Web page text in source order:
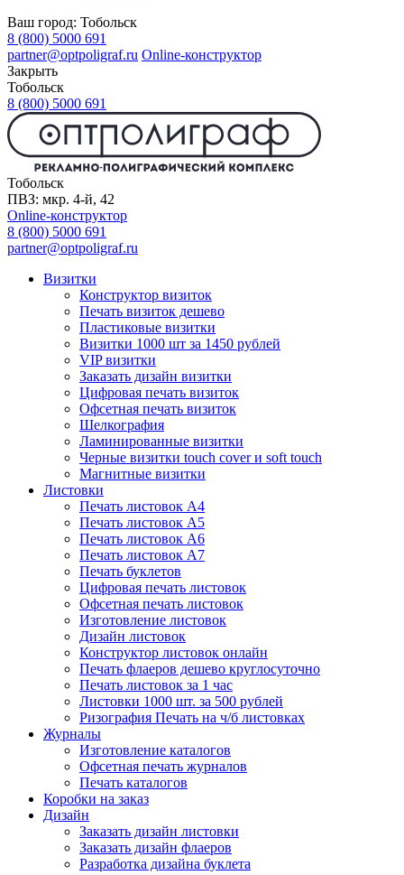
Ваш город: Тобольск
8 (800) 5000 691
partner@optpoligraf.ru Online-конструктор
Закрыть
Тобольск
8 (800) 5000 691
Тобольск
ПВЗ: мкр. 4-й, 42
Online-конструктор
8 (800) 5000 691
partner@optpoligraf.ru
Визитки
Конструктор визиток
Печать визиток дешево
Пластиковые визитки
Визитки 1000 шт за 1450 рублей
VIP визитки
Заказать дизайн визитки
Цифровая печать визиток
Офсетная печать визиток
Шелкография
Ламинированные визитки
Черные визитки touch cover и soft touch
Магнитные визитки
Листовки
Печать листовок А4
Печать листовок А5
Печать листовок А6
Печать листовок А7
Печать буклетов
Цифровая печать листовок
Офсетная печать листовок
Изготовление листовок
Дизайн листовок
Конструктор листовок онлайн
Печать флаеров дешево круглосуточно
Печать листовок за 1 час
Листовки 1000 шт. за 500 рублей
Ризография Печать на ч/б листовках
Журналы
Изготовление каталогов
Офсетная печать журналов
Печать каталогов
Коробки на заказ
Дизайн
Заказать дизайн листовки
Заказать дизайн флаеров
Разработка дизайна буклета